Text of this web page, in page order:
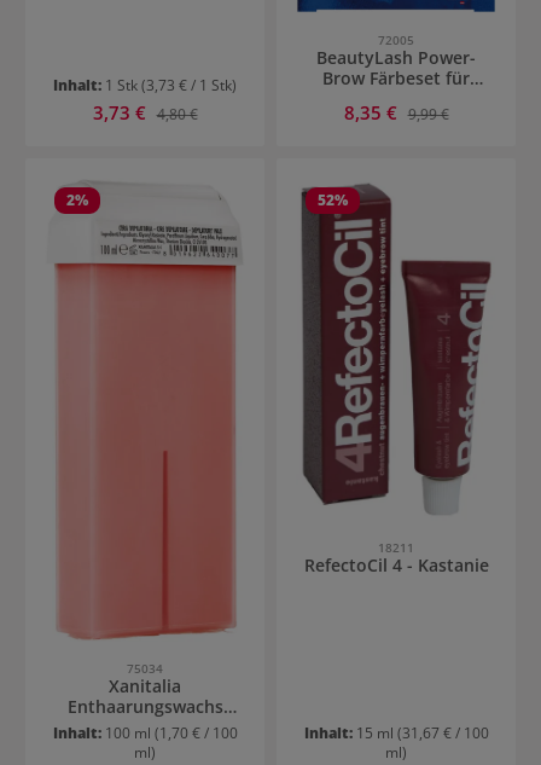
Inhalt: 1 Stk(3,73 € / 1 Stk)
Verkaufspreis:
3,73 € Regulärer Preis:
4,80 €
72005
BeautyLash Power-
Brow Färbeset für
Verkaufspreis:
8,35 € Regulärer Preis:
9,99 €
2%
75034
Xanitalia
Enthaarungswachs
Refill Groß
Inhalt: 100 ml (1,70 € / 100
ml)
52%
18211
RefectoCil 4 - Kastanie
Inhalt: 15 ml (31,67 € / 100
ml)